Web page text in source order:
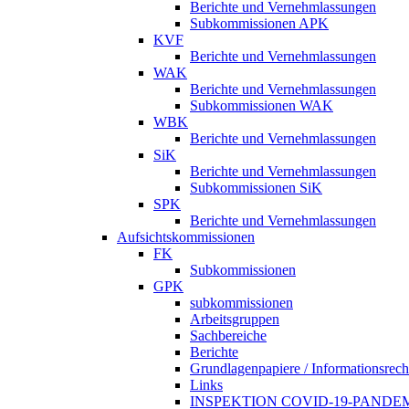
Berichte und Vernehmlassungen
Subkommissionen APK
KVF
Berichte und Vernehmlassungen
WAK
Berichte und Vernehmlassungen
Subkommissionen WAK
WBK
Berichte und Vernehmlassungen
SiK
Berichte und Vernehmlassungen
Subkommissionen SiK
SPK
Berichte und Vernehmlassungen
Aufsichtskommissionen
FK
Subkommissionen
GPK
subkommissionen
Arbeitsgruppen
Sachbereiche
Berichte
Grundlagenpapiere /
Links
INSPEKTION COVID-19-